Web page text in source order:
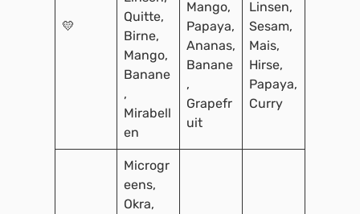
💛
Quitte,
Birne,
Mango,
Banane
,
Mirabell
en
Mango,
Papaya,
Ananas,
Banane
,
Grapefr
uit
Linsen,
Sesam,
Mais,
Hirse,
Papaya,
Curry
Microgr
eens,
Okra,